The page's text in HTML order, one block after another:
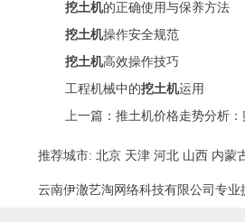
挖土机的正确使用与保养方法
挖土机操作安全规范
挖土机高效操作技巧
工程机械中的挖土机运用
上一篇： 推土机价格走势分析
推荐城市: 北京 天津 河北 山西 内蒙
云南伊澈艺淘网络科技有限公司专业